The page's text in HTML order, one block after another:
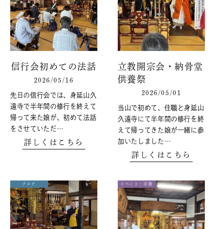
信行会初めての法話
2026/05/16
先日の信行会では、身延山久
遠寺で半年間の修行を終えて
帰って来た娘が、初めて法話
をさせていただ…
詳しくはこちら
立教開宗会・納骨堂
供養祭
2026/05/01
当山で初めて、住職と身延山
久遠寺にて半年間の修行を終
えて帰ってきた娘が一緒に参
加いたしました…
詳しくはこちら
ブログ イベント・活動